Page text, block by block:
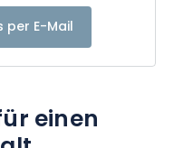
per E-Mail
einen